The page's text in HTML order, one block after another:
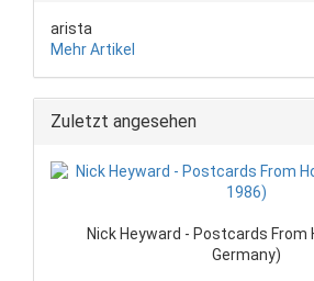
arista
Mehr Artikel
Zuletzt angesehen
Nick Heyward - Postcards From
Germany)